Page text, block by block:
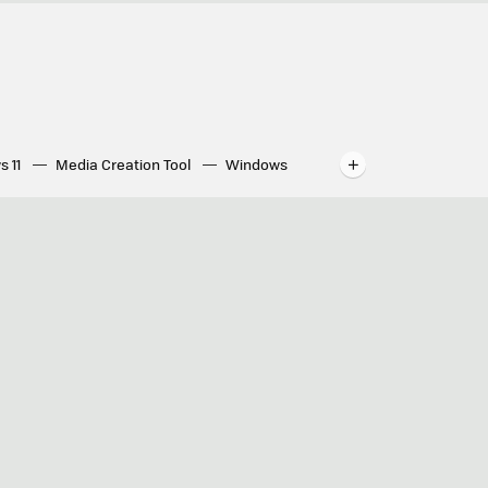
11 Media Creation Tool
Windows